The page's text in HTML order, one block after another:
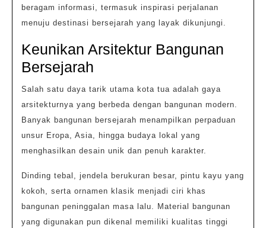
beragam informasi, termasuk inspirasi perjalanan
menuju destinasi bersejarah yang layak dikunjungi.
Keunikan Arsitektur Bangunan
Bersejarah
Salah satu daya tarik utama kota tua adalah gaya
arsitekturnya yang berbeda dengan bangunan modern.
Banyak bangunan bersejarah menampilkan perpaduan
unsur Eropa, Asia, hingga budaya lokal yang
menghasilkan desain unik dan penuh karakter.
Dinding tebal, jendela berukuran besar, pintu kayu yang
kokoh, serta ornamen klasik menjadi ciri khas
bangunan peninggalan masa lalu. Material bangunan
yang digunakan pun dikenal memiliki kualitas tinggi